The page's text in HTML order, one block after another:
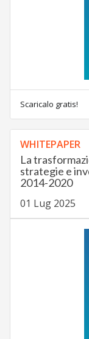
Scaricalo gratis!
WHITEPAPER
La
strategie e
2014-2020
01 Lug 2025